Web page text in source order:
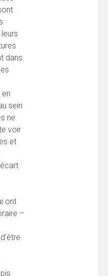
dans
sein
ne
voir
et
ont
–